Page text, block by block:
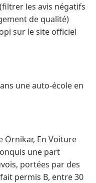
les avis négatifs
de qualité)
sur le site officiel
une auto-école en
Ornikar, En Voiture
une part
portées par des
permis B, entre 30